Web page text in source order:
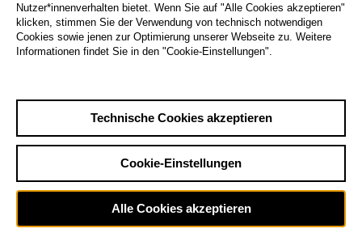
Nutzer*innenverhalten bietet. Wenn Sie auf "Alle Cookies akzeptieren"
klicken, stimmen Sie der Verwendung von technisch notwendigen
Cookies sowie jenen zur Optimierung unserer Webseite zu. Weitere
Informationen findet Sie in den "Cookie-Einstellungen".
Technische Cookies akzeptieren
Cookie-Einstellungen
Alle Cookies akzeptieren